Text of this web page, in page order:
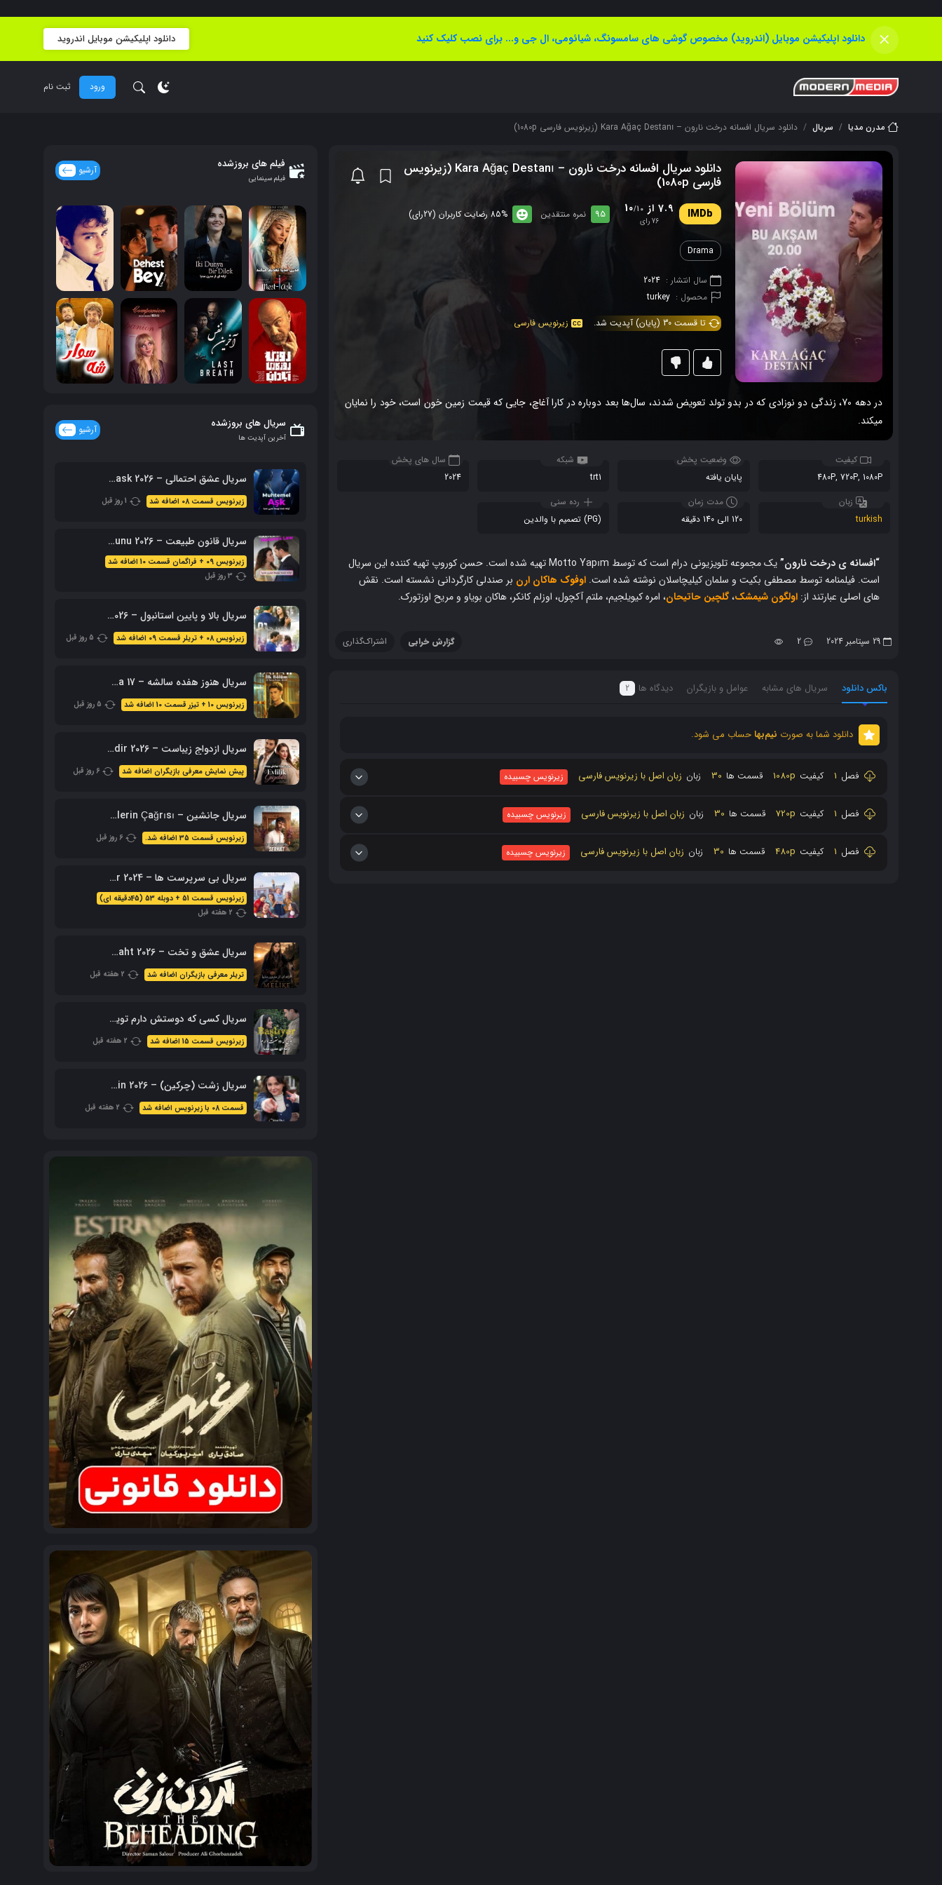
× دانلود اپلیکیشن موبایل (اندروید) مخصوص گوشی های سامسونگ، شیائومی، ال جی و... برای نصب کلیک کنید دانلود اپلیکیشن موبایل اندروید
ورود ثبت نام
مدرن مدیا سریال دانلود سریال افسانه درخت نارون – Kara Ağaç Destanı (زیرنویس فارسی 1080p)
دانلود سریال افسانه درخت نارون – Kara Ağaç Destanı (زیرنویس
فارسی 1080p)
7.9 از 10
/10
76 رای
95 نمره منتقدین 85% رضایت کاربران (27رای)
Drama
سال انتشار : 2024
محصول : turkey
تا قسمت 30 (پایان) آپدیت شد.
زیرنویس فارسی
در دهه 70، زندگی دو نوزادی که در بدو تولد تعویض شدند، سال‌ها بعد دوباره در کارا آغاچ، جایی که قیمت زمین خون است، خود را نمایان
میکند.
کیفیت
480P, 720P, 1080P
وضعیت پخش
پایان یافته
شبکه
trt1
سال های پخش
2024
زبان
turkish
مدت زمان
120 الی 140 دقیقه
رده سنی
(PG) تصمیم با والدین
“افسانه ی درخت نارون”یک مجموعه تلویزیونی درام است که توسط Motto Yapım تهیه شده است.
حسن کوروپ تهیه کننده این سریال
است. فیلمنامه توسط مصطفی بکیت و سلمان کیلیچاسلان نوشته شده است. اوفوک هاکان ارن بر صندلی کارگردانی نشسته است. نقش
های اصلی عبارتند از: اولگون شیمشک،گلچین حاتیحان، امره کیویلجیم، ملتم آکچول، اوزلم کانکر، هاکان بویاو و مریح اوزتورک.
29 سپتامبر 2024 2 گزارش خرابی اشتراک‌گذاری
باکس دانلود سریال های مشابه عوامل و بازیگران دیدگاه ها 2
دانلود شما به صورت نیم‌بها حساب می شود.
فصل 1 کیفیت 1080p قسمت ها 30 زبان زبان اصل با زیرنویس فارسی زیرنویس چسبیده
فصل 1 کیفیت 720p قسمت ها 30 زبان زبان اصل با زیرنویس فارسی زیرنویس چسبیده
فصل 1 کیفیت 480p قسمت ها 30 زبان زبان اصل با زیرنویس فارسی زیرنویس چسبیده
فیلم های بروزشده
فیلم سینمایی
آرشیو
سریال های بروزشده
آخرین آپدیت ها
آرشیو
سریال عشق احتمالی – Muhtemel ask 2026 محصول ShowTV
زیرنویس قسمت 08 اضافه شد 1 روز قبل
سریال قانون طبیعت – 2026 Doganin Kanunu – نسخه کامل
زیرنویس 09 + فراگمان قسمت 10 اضافه شد
3 روز قبل
سریال بالا و پایین استانبول – 2026 Alti Ustu Istanbul (نسخه کامل)
زیرنویس 08 + تریلر قسمت 09 اضافه شد 5 روز قبل
سریال هنوز هفده سالشه – Daha 17 محصول 2026 + زیرنویس فارسی
زیرنویس 10 + تیزر قسمت 10 اضافه شد 5 روز قبل
سریال ازدواج زیباست – Evlilik Guzeldir 2026 (نسخه کامل + زیرنویس)
پیش نمایش معرفی بازیگران اضافه شد 6 روز قبل
سریال جانشین – Halef: Köklerin Çağrısı با زیرنویس فارسی
زیرنویس قسمت 35 اضافه شد. 6 روز قبل
سریال بی سرپرست ها – Sahipsizler 2024 با زیرنویس + دوبله فارسی
زیرنویس قسمت 51 + دوبله 53 (45دقیقه ای)
2 هفته قبل
سریال عشق و تخت – Ask Ve Taht 2026 – محصول aTV
تریلر معرفی بازیگران اضافه شد 2 هفته قبل
سریال کسی که دوستش دارم تویی – Sevdiğim Sensin با زیرنویس فارسی
زیرنویس قسمت 15 اضافه شد 2 هفته قبل
سریال زشت (چرکین) – Cirkin 2026 با زیرنویس فارسی
قسمت 08 با زیرنویس اضافه شد 2 هفته قبل